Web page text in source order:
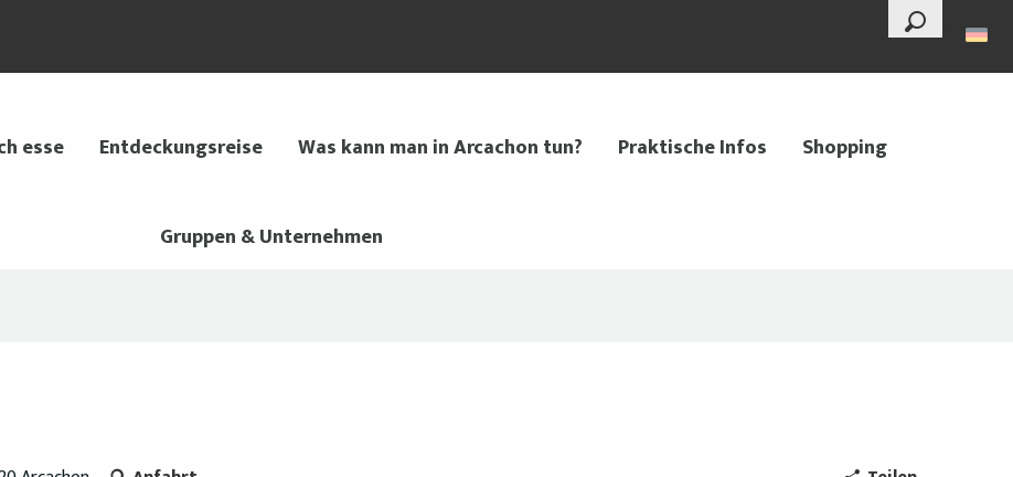
--°
Suche
esse Entdeckungsreise Was kann man in Arcachon tun? Praktische Infos Shopping
Gruppen & Unternehmen